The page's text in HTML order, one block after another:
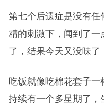
第七个后遗症是没有
精的刺激下，闻到了
了，结果今天又没味了
吃饭就像吃棉花套子
持续有一个多星期了，